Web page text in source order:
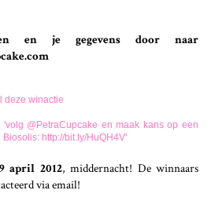
en je gegevens door naar
deze winactie
'volg @PetraCupcake en maak kans op een
http://bit.ly/HuQH4V'
april 2012, middernacht! De winnaars
via email!